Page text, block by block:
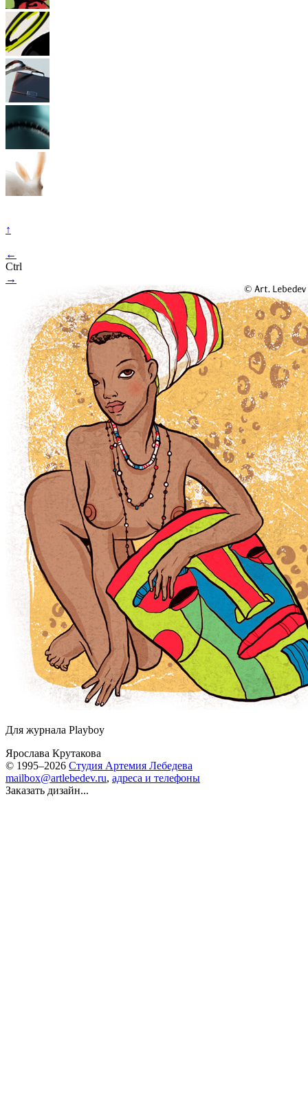
↑
←
Ctrl
→
Для журнала Playboy
Ярослава Крутакова
© 1995–2026 Студия Артемия Лебедева
mailbox@artlebedev.ru, адреса и телефоны
Заказать дизайн...